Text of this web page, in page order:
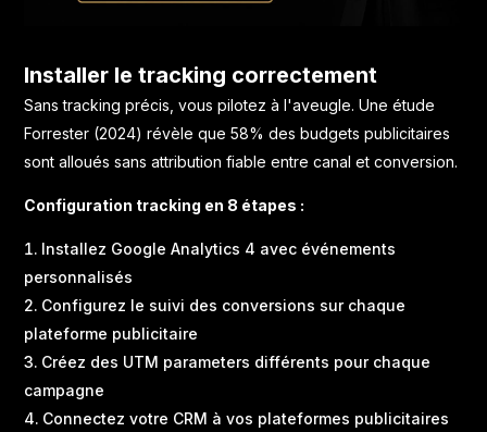
Installer le tracking correctement
Sans tracking précis, vous pilotez à l'aveugle. Une étude
Forrester (2024) révèle que 58% des budgets publicitaires
sont alloués sans attribution fiable entre canal et conversion.
Configuration tracking en 8 étapes :
Installez Google Analytics 4 avec événements
personnalisés
Configurez le suivi des conversions sur chaque
plateforme publicitaire
Créez des UTM parameters différents pour chaque
campagne
Connectez votre CRM à vos plateformes publicitaires